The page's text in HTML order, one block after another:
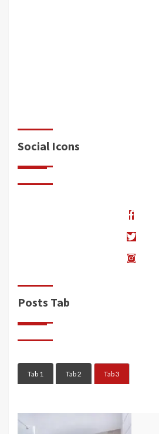
Social Icons
Posts Tab
Tab 1 Tab 2 Tab 3